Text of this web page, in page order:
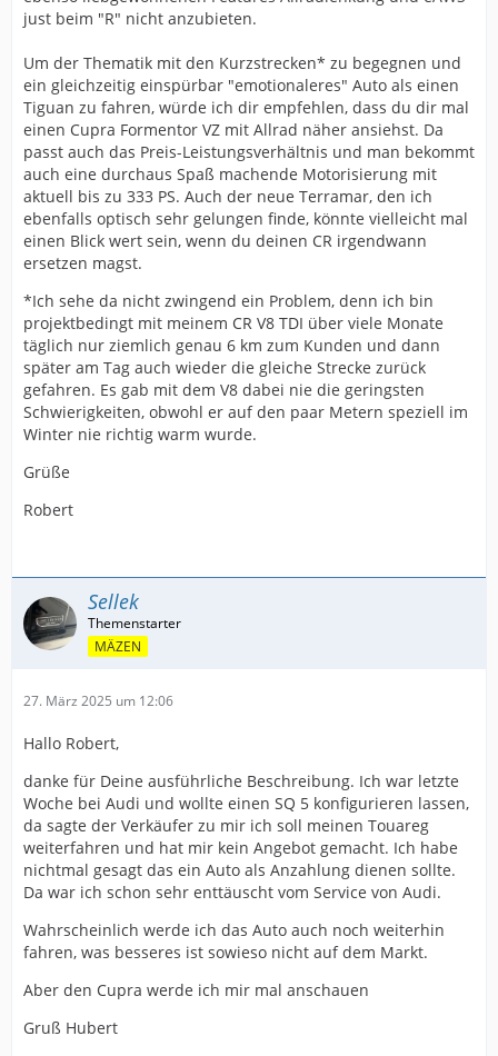
just beim "R" nicht anzubieten.
Um der Thematik mit den Kurzstrecken* zu begegnen und
ein gleichzeitig einspürbar "emotionaleres" Auto als einen
Tiguan zu fahren, würde ich dir empfehlen, dass du dir mal
einen Cupra Formentor VZ mit Allrad näher ansiehst. Da
passt auch das Preis-Leistungsverhältnis und man bekommt
auch eine durchaus Spaß machende Motorisierung mit
aktuell bis zu 333 PS. Auch der neue Terramar, den ich
ebenfalls optisch sehr gelungen finde, könnte vielleicht mal
einen Blick wert sein, wenn du deinen CR irgendwann
ersetzen magst.
*Ich sehe da nicht zwingend ein Problem, denn ich bin
projektbedingt mit meinem CR V8 TDI über viele Monate
täglich nur ziemlich genau 6 km zum Kunden und dann
später am Tag auch wieder die gleiche Strecke zurück
gefahren. Es gab mit dem V8 dabei nie die geringsten
Schwierigkeiten, obwohl er auf den paar Metern speziell im
Winter nie richtig warm wurde.
Grüße
Robert
Sellek
MÄZEN
27. März 2025 um 12:06
Hallo Robert,
danke für Deine ausführliche Beschreibung. Ich war letzte
Woche bei Audi und wollte einen SQ 5 konfigurieren lassen,
da sagte der Verkäufer zu mir ich soll meinen Touareg
weiterfahren und hat mir kein Angebot gemacht. Ich habe
nichtmal gesagt das ein Auto als Anzahlung dienen sollte.
Da war ich schon sehr enttäuscht vom Service von Audi.
Wahrscheinlich werde ich das Auto auch noch weiterhin
fahren, was besseres ist sowieso nicht auf dem Markt.
Aber den Cupra werde ich mir mal anschauen
Gruß Hubert